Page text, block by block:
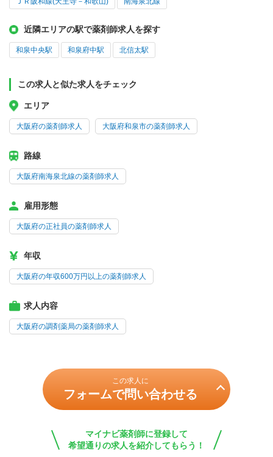
近隣エリアの駅で薬剤師求人を探す
和泉中央駅 和泉府中駅 北信太駅
この求人と似た求人をチェック
エリア
大阪府の薬剤師求人 大阪府和泉市の薬剤師求人
路線
大阪府南海泉北線の薬剤師求人
雇用形態
大阪府の正社員の薬剤師求人
年収
大阪府の年収600万円以上の薬剤師求人
求人内容
大阪府の調剤薬局の薬剤師求人
この求人に
フォームで問い合わせる
マイナビ薬剤師に登録して
希望通りの求人を紹介してもらう！